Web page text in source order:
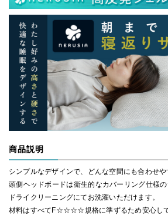
商品説明
シンプルなデザインで、どんな空間にも合わせや
頭側ヘッドボードは衛生的なカバーリング仕様の
ドライクリーニングにてお洗濯いただけます。
材料はすべてF☆☆☆☆規格に準ずるため安心して